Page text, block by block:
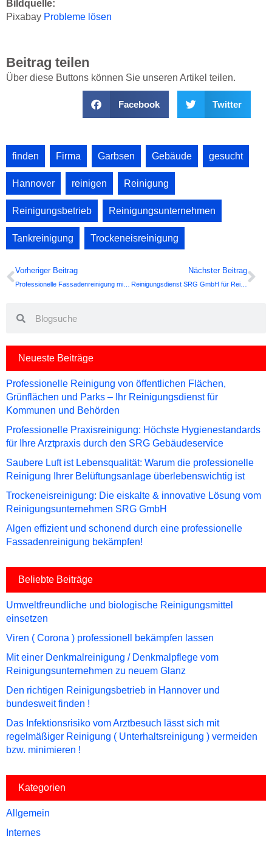
Bildquelle:
Pixabay Probleme lösen
Beitrag teilen
Über diese Buttons können Sie unseren Artikel teilen.
Facebook Twitter
finden Firma Garbsen Gebäude gesucht
Hannover reinigen Reinigung
Reinigungsbetrieb Reinigungsunternehmen
Tankreinigung Trockeneisreinigung
Prev
Vorheriger Beitrag Nächster Beitrag
Neueste Beiträge
Professionelle Reinigung von öffentlichen Flächen,
Grünflächen und Parks – Ihr Reinigungsdienst für
Kommunen und Behörden
Professionelle Praxisreinigung: Höchste Hygienestandards
für Ihre Arztpraxis durch den SRG Gebäudeservice
Saubere Luft ist Lebensqualität: Warum die professionelle
Reinigung Ihrer Belüftungsanlage überlebenswichtig ist
Trockeneisreinigung: Die eiskalte & innovative Lösung vom
Reinigungsunternehmen SRG GmbH
Algen effizient und schonend durch eine professionelle
Fassadenreinigung bekämpfen!
Beliebte Beiträge
Umweltfreundliche und biologische Reinigungsmittel
einsetzen
Viren ( Corona ) professionell bekämpfen lassen
Mit einer Denkmalreinigung / Denkmalpflege vom
Reinigungsunternehmen zu neuem Glanz
Den richtigen Reinigungsbetrieb in Hannover und
bundesweit finden !
Das Infektionsrisiko vom Arztbesuch lässt sich mit
regelmäßiger Reinigung ( Unterhaltsreinigung ) vermeiden
bzw. minimieren !
Kategorien
Allgemein
Internes